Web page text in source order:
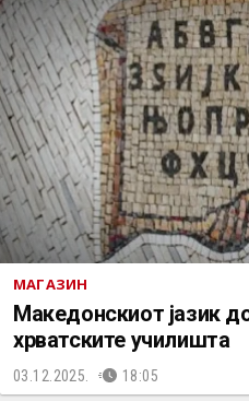
МАГАЗИН
Македонскиот јазик
хрватските училишта
03.12.2025. 18:05